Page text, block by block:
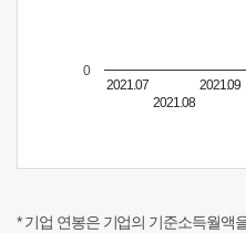
2021.07
2021.08
2021.09
0
* 기업 연봉은 기업의 기준소득월액